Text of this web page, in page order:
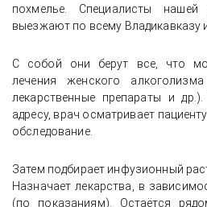
похмелье. Специалисты нашей
выезжают по всему Владикавказу
С собой они берут все, что
лечения женского
лекарственные препараты и
адресу, врач осматривает
обследование.
Затем подбирает инфузионный
Назначает лекарства, в
(по показаниям). Остаётся